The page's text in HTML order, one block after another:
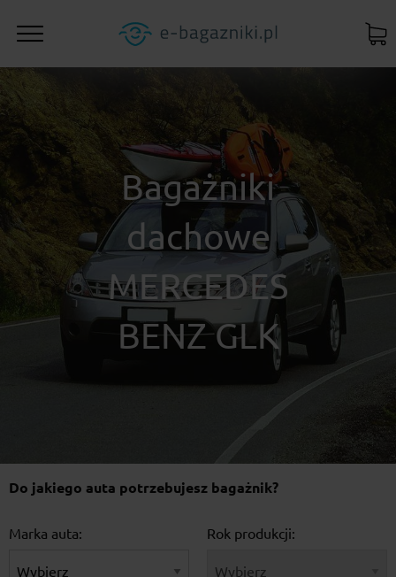
Bagażniki
dachowe
MERCEDES
BENZ GLK
Do jakiego auta potrzebujesz bagażnik?
Marka auta: Rok produkcji: